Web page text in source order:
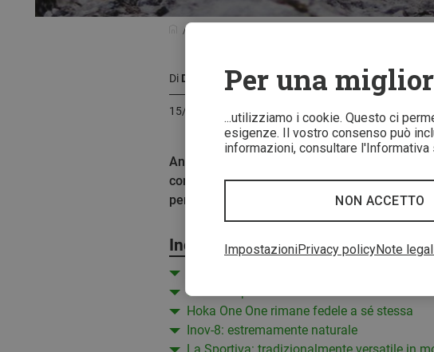
Per una
...utilizziamo i cookie. Questo ci
esigenze. Il vostro consenso può
informazioni, consultare l'Informativa
NON ACCETTO
ImpostazioniPrivacy policyNote
Di Daniel-Juraj Zidaric
15/05/2021
Anche se non siamo potuti andare in
continuato a pensare a noi. Ogni anno
per i runner. Ecco perché vi presentiamo i
Indice
Salomon punta in alto
Hoka One One rimane fedele a sé stessa
Inov-8: estremamente naturale